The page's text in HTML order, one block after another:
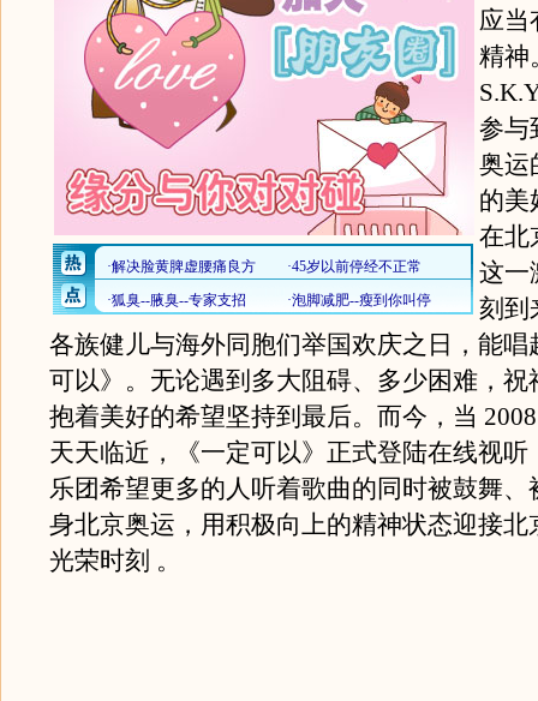
应当
精神
参与
奥运
的美
在北
这一
刻到
各族健儿与海外同胞们举国欢庆之日，能唱
可以》。无论遇到多大阻碍、多少困难，祝
抱着美好的希望坚持到最后。而今，当
天天临近，《一定可以》正式登陆在线视听
乐团希望更多的人听着歌曲的同时被鼓舞、
身北京奥运，用积极向上的精神状态迎接北
光荣时刻 。